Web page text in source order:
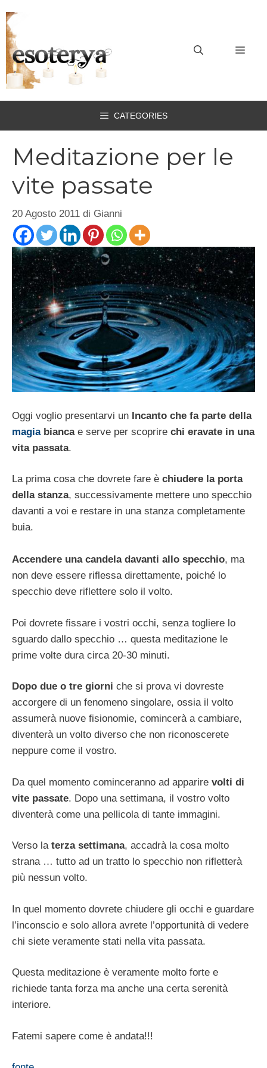
al
contenuto
CATEGORIES
Meditazione per le
vite passate
20 Agosto 2011 di Gianni
Oggi voglio presentarvi un Incanto che fa parte della
magiabiancae serve per scoprire chi eravate in una
vita passata.
La prima cosa che dovrete fare è chiudere la porta
della stanza, successivamente mettere uno specchio
davanti a voi e restare in una stanza completamente
buia.
Accendere una candela davanti allo specchio, ma
non deve essere riflessa direttamente, poiché lo
specchio deve riflettere solo il volto.
Poi dovrete fissare i vostri occhi, senza togliere lo
sguardo dallo specchio … questa meditazione le
prime volte dura circa 20-30 minuti.
Dopo due o tre giorni che si prova vi dovreste
accorgere di un fenomeno singolare, ossia il volto
assumerà nuove fisionomie, comincerà a cambiare,
diventerà un volto diverso che non riconoscerete
neppure come il vostro.
Da quel momento cominceranno ad apparire volti di
vite passate. Dopo una settimana, il vostro volto
diventerà come una pellicola di tante immagini.
Verso laterza settimana, accadrà la cosa molto
strana … tutto ad un tratto lo specchio non rifletterà
più nessun volto.
In quel momento dovrete chiudere gli occhi e guardare
l’inconscio e solo allora avrete l’opportunità di vedere
chi siete veramente stati nella vita passata.
Questa meditazione è veramente molto forte e
richiede tanta forza ma anche una certa serenità
interiore.
Fatemi sapere come è andata!!!